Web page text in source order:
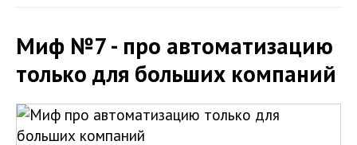
Миф №7 - про автоматизацию
только для больших компаний